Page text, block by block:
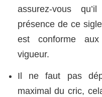
assurez-vous
présence de ce
est conforme
vigueur.
Il ne faut pas
maximal du cric,